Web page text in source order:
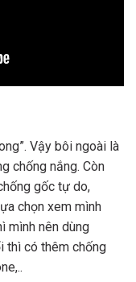
Vậy bôi ngoài là
chống nắng. Còn
gốc tự do,
chọn xem mình
mình nên dùng
thì có thêm chống